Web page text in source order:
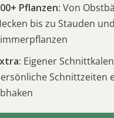
Pflanzen: Von
bis zu Stauden und
Eigener
Schnittzeiten